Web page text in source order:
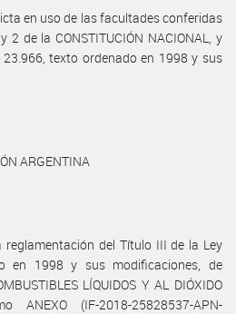
en uso de las facultades conferidas
de la CONSTITUCIÓN NACIONAL, y
texto ordenado en 1998 y sus
ARGENTINA
reglamentación del Título III de la Ley
en 1998 y sus modificaciones, de
LÍQUIDOS Y AL DIÓXIDO
ANEXO (IF-2018-25828537-APN-